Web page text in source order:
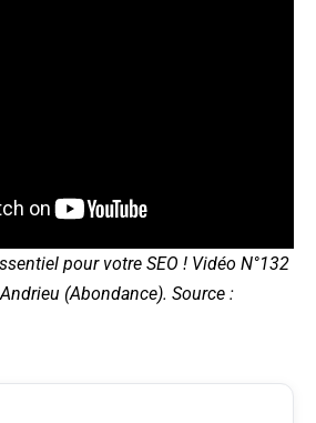
pour votre SEO ! Vidéo N°132
(Abondance). Source :